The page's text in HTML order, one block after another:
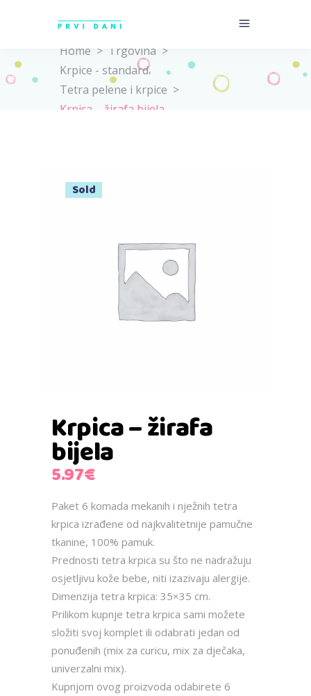
Home > Trgovina >
Krpice - standard,
Tetra pelene i krpice >
Krpica – žirafa bijela
Sold
Krpica – žirafa
bijela
5.97€
Paket 6 komada mekanih i nježnih tetra
krpica izrađene od najkvalitetnije pamučne
tkanine, 100% pamuk.
Prednosti tetra krpica su što ne nadražuju
osjetljivu kože bebe, niti izazivaju alergije.
Dimenzija tetra krpica: 35×35 cm.
Prilikom kupnje tetra krpica sami možete
složiti svoj komplet ili odabrati jedan od
ponuđenih (mix za curicu, mix za dječaka,
univerzalni mix).
Kupnjom ovog proizvoda odabirete 6